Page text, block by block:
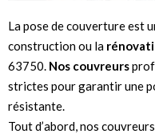
La pose de couverture est
construction ou la
63750. Nos couvreurs
strictes pour garantir une
résistante.
Tout d’abord, nos